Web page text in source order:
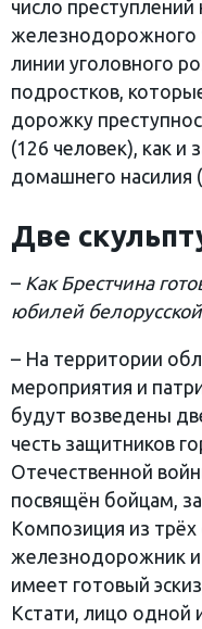
число преступлений
железнодорожного
линии уголовного
подростков,
дорожку
(126 человек), как и
домашнего насилия
Две
– Как Брестчина
юбилей
– На территории
мероприятия и
будут возведены
честь защитников
Отечественной
посвящён бойцам,
Композиция из
железнодорожник
имеет готовый
Кстати, лицо одной